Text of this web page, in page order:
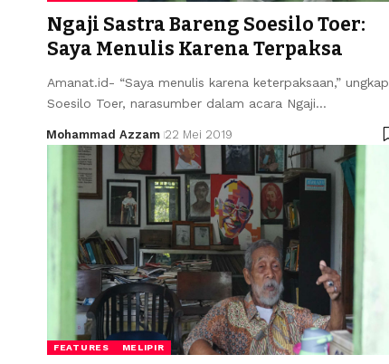
Ngaji Sastra Bareng Soesilo Toer:
Saya Menulis Karena Terpaksa
Amanat.id- “Saya menulis karena keterpaksaan,” ungkap
Soesilo Toer, narasumber dalam acara Ngaji…
Mohammad Azzam 22 Mei 2019
FEATURES MELIPIR